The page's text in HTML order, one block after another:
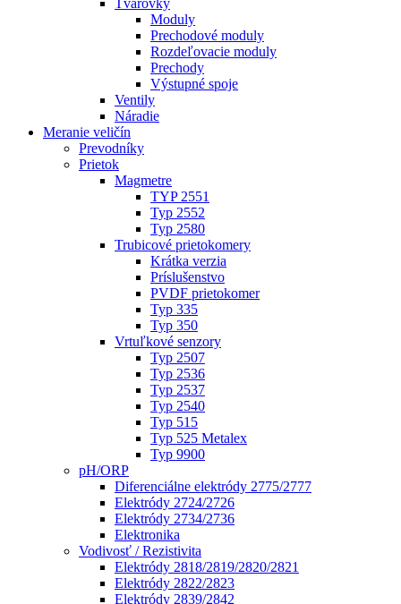
Tvarovky
Moduly
Prechodové moduly
Rozdeľovacie moduly
Prechody
Výstupné spoje
Ventily
Náradie
Meranie veličín
Prevodníky
Prietok
Magmetre
TYP 2551
Typ 2552
Typ 2580
Trubicové prietokomery
Krátka verzia
Príslušenstvo
PVDF prietokomer
Typ 335
Typ 350
Vrtuľkové senzory
Typ 2507
Typ 2536
Typ 2537
Typ 2540
Typ 515
Typ 525 Metalex
Typ 9900
pH/ORP
Diferenciálne elektródy 2775/2777
Elektródy 2724/2726
Elektródy 2734/2736
Elektronika
Vodivosť / Rezistivita
Elektródy 2818/2819/2820/2821
Elektródy 2822/2823
Elektródy 2839/2842